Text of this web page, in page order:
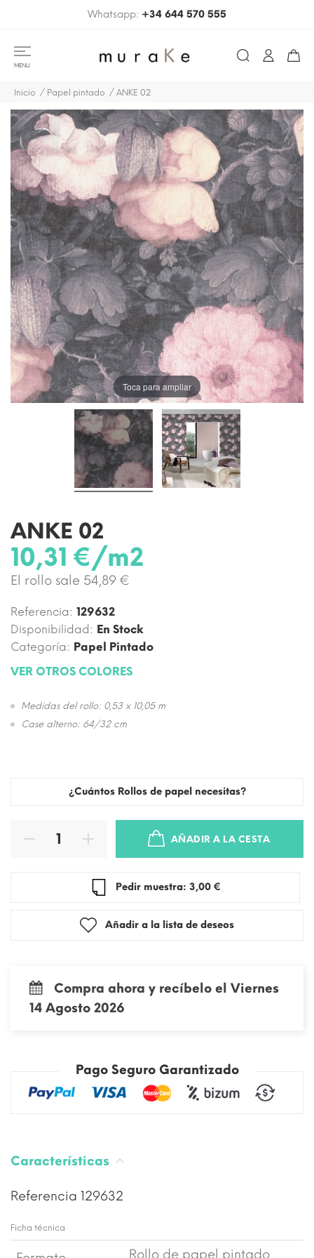
Whatsapp: +34 644 570 555
MENU
Inicio Papel pintado ANKE 02
Toca para ampliar
ANKE 02
10,31 €/m2
El rollo sale 54,89 €
Referencia: 129632
Disponibilidad: En Stock
Categoría: Papel Pintado
VER OTROS COLORES
Medidas del rollo: 0,53 x 10,05 m
Case alterno: 64/32 cm
¿Cuántos Rollos de papel necesitas?
AÑADIR A LA CESTA
Pedir muestra: 3,00 €
Añadir a la lista de deseos
Compra ahora y recíbelo el Viernes
14 Agosto 2026
Pago Seguro Garantizado
Características
Referencia 129632
Ficha técnica
Rollo de papel pintado